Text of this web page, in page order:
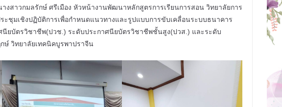
งสาวกมลรักษ์ ศรีเมือง หัวหน้างานพัฒนาหลักสูตรการเรียนการสอน วิทยาลัยการ
ะชุมเชิงปฏิบัติการเพื่อกำหนดแนวทางและรูปแบบการขับเคลื่อนระบบธนาคาร
นียบัตรวิชาชีพ(ปวช.) ระดับประกาศนียบัตรวิชาชีพชั้นสูง(ปวส.) และระดับ
วิทยาลัยเทคนิคบูรพาปราจีน